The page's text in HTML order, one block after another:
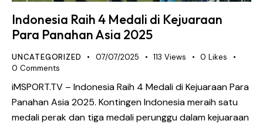
Indonesia Raih 4 Medali di Kejuaraan
Para Panahan Asia 2025
UNCATEGORIZED 07/07/2025 113 Views 0 Likes
0 Comments
iMSPORT.TV – Indonesia Raih 4 Medali di Kejuaraan Para
Panahan Asia 2025. Kontingen Indonesia meraih satu
medali perak dan tiga medali perunggu dalam kejuaraan